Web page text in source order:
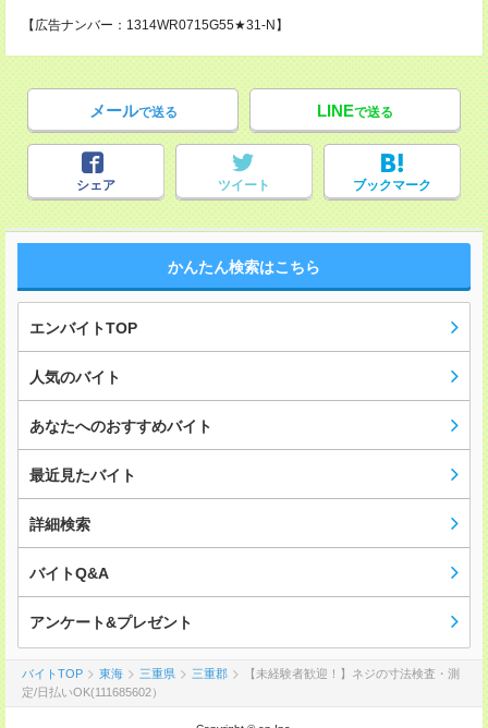
【広告ナンバー：1314WR0715G55★31-N】
メールで送る LINEで送る
シェア ツイート ブックマーク
かんたん検索はこちら
エンバイトTOP
人気のバイト
あなたへのおすすめバイト
最近見たバイト
詳細検索
バイトQ&A
アンケート&プレゼント
バイトTOP 東海 三重県 三重郡
【未経験者歓迎！】ネジの寸法検査・測
定/日払いOK(111685602）